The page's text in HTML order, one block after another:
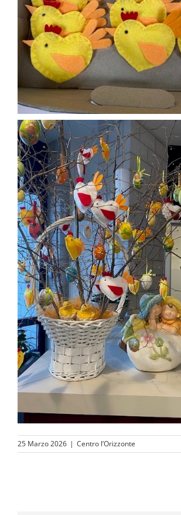
25 Marzo 2026 | Centro l’Orizzonte